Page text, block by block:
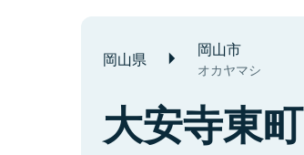
岡山県 岡山市
オカヤマシ
大安寺東町